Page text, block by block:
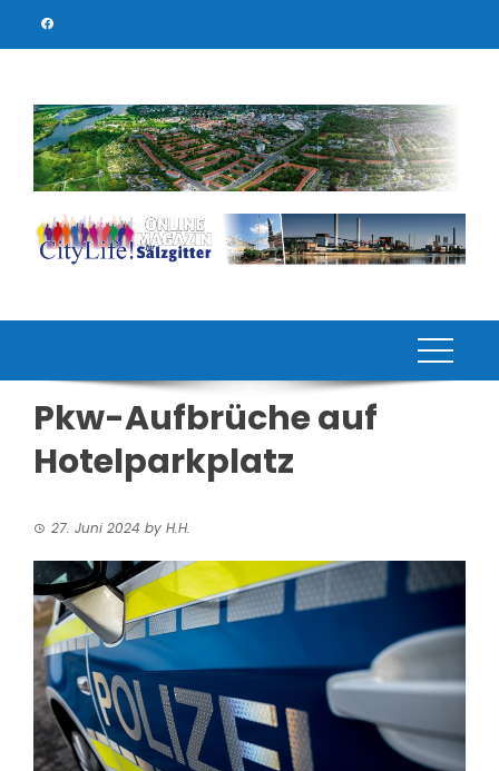
Pkw-Aufbrüche auf
Hotelparkplatz
27. Juni 2024 by H.H.